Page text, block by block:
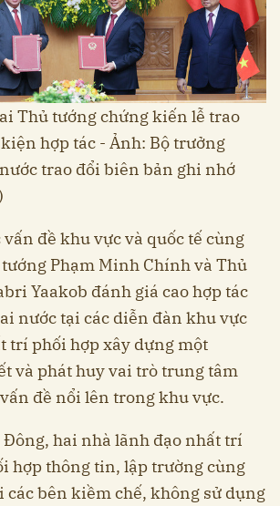
Thủ tướng chứng kiến lễ trao
hợp tác - Ảnh: Bộ trưởng
trao đổi biên bản ghi nhớ
đề khu vực và quốc tế cùng
Phạm Minh Chính và Thủ
Yaakob đánh giá cao hợp tác
nước tại các diễn đàn khu vực
trí phối hợp xây dựng một
và phát huy vai trò trung tâm
đề nổi lên trong khu vực.
Đông, hai nhà lãnh đạo nhất trí
hợp thông tin, lập trường cùng
các bên kiềm chế, không sử dụng